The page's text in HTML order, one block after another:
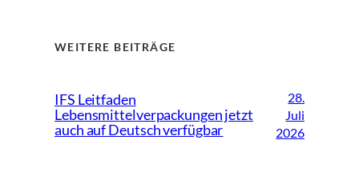
WEITERE BEITRÄGE
IFS Leitfaden
Lebensmittelverpackungen jetzt
auch auf Deutsch verfügbar
28.
Juli
2026